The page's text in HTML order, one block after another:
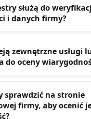
służą do
i danych firmy?
zewnętrzne usługi
do oceny
sprawdzić na stronie
firmy, aby ocenić